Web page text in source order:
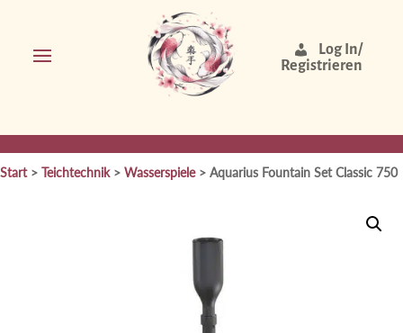
Log In/
Registrieren
Start> Teichtechnik> Wasserspiele> Aquarius Fountain Set Classic 750